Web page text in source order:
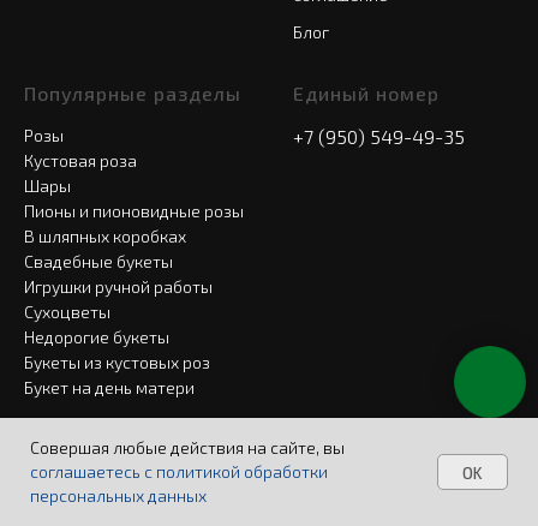
Блог
Популярные разделы
Розы
Кустовая роза
Шары
Пионы и пионовидные розы
В шляпных коробках
Свадебные букеты
Игрушки ручной работы
Сухоцветы
Недорогие букеты
Букеты из кустовых роз
Букет на день матери
Единый номер
+7 (950) 549-49-35
Совершая любые действия на сайте, вы
соглашаетесь с политикой обработки
персональных данных
OK